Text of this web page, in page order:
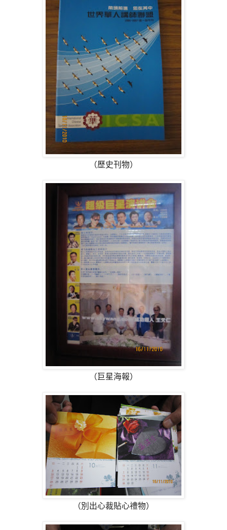
（歷史刊物）
（巨星海報）
（別出心裁貼心禮物）